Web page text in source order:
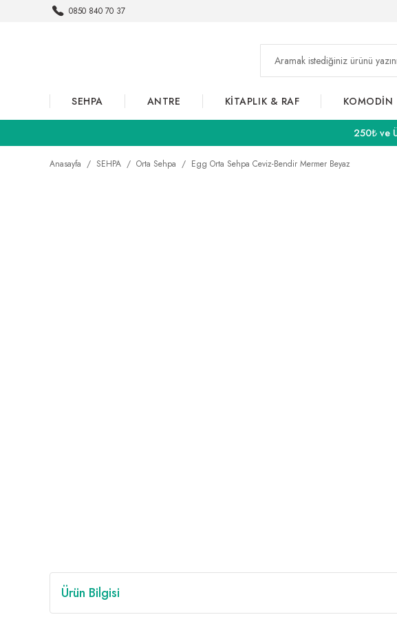
0850 840 70 37
SEHPA ANTRE KİTAPLIK & RAF KOMODİN
250₺ ve
Anasayfa SEHPA Orta Sehpa Egg Orta Sehpa Ceviz-Bendir Mermer Beyaz
Ürün Bilgisi